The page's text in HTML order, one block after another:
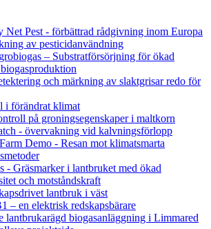
Net Pest - förbättrad rådgivning inom Europa
av pesticidanvändning
– Substratförsörjning för ökad
och märkning av slaktgrisar redo för
i förändrat klimat
på groningsegenskaper i maltkorn
- övervakning vid kalvningsförlopp
Demo - Resan mot klimatsmarta
- Gräsmarker i lantbruket med ökad
och motståndskraft
lantbruk i väst
– en elektrisk redskapsbärare
lantbrukarägd biogasanläggning i Limmared